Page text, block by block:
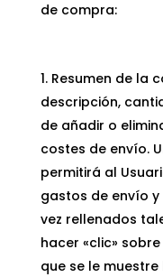
de compra:
Resumen de la
descripción,
de añadir o
costes de envío.
permitirá al
gastos de envío y
vez rellenados
hacer «clic»
que se le